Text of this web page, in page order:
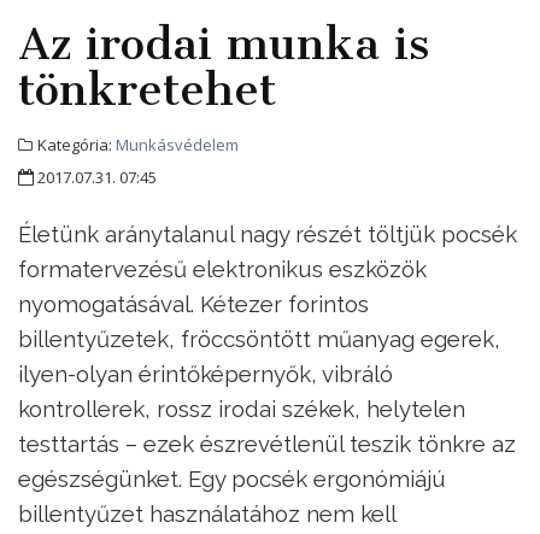
Az irodai munka is
tönkretehet
Kategória: Munkásvédelem
2017.07.31. 07:45
Életünk aránytalanul nagy részét töltjük pocsék
formatervezésű elektronikus eszközök
nyomogatásával. Kétezer forintos
billentyűzetek, fröccsöntött műanyag egerek,
ilyen-olyan érintőképernyők, vibráló
kontrollerek, rossz irodai székek, helytelen
testtartás – ezek észrevétlenül teszik tönkre az
egészségünket. Egy pocsék ergonómiájú
billentyűzet használatához nem kell